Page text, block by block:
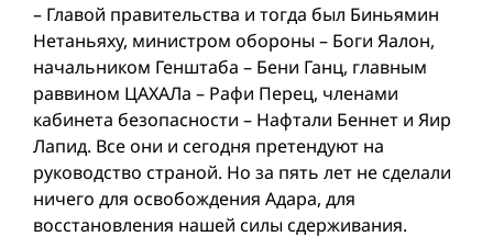
– Главой правительства и тогда был Биньямин
Нетаньяху, министром обороны – Боги Яалон,
начальником Генштаба – Бени Ганц, главным
раввином ЦАХАЛа – Рафи Перец, членами
кабинета безопасности – Нафтали Беннет и Яир
Лапид. Все они и сегодня претендуют на
руководство страной. Но за пять лет не сделали
ничего для освобождения Адара, для
восстановления нашей силы сдерживания.